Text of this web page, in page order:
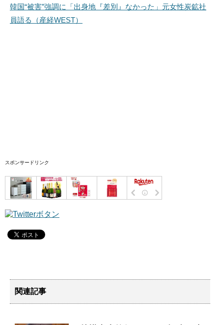
韓国“被害”強調に「出身地『差別』なかった」元女性炭鉱社
員語る（産経WEST）
スポンサードリンク
関連記事